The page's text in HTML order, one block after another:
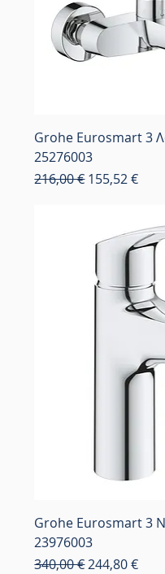
Grohe Eurosmart 3
25276003
Κανονική τιμή
216,00 € Τιμή
155,52 €
Grohe Eurosmart 3
23976003
Κανονική τιμή
340,00 € Τιμή
244,80 €